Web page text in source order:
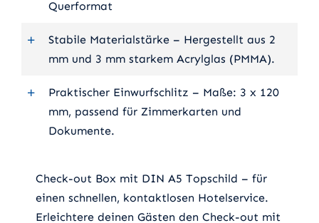
Querformat
Stabile Materialstärke – Hergestellt aus 2
mm und 3 mm starkem Acrylglas (PMMA).
Praktischer Einwurfschlitz – Maße: 3 x 120
mm, passend für Zimmerkarten und
Dokumente.
Check-out Box mit DIN A5 Topschild – für
einen schnellen, kontaktlosen Hotelservice.
Erleichtere deinen Gästen den Check-out mit